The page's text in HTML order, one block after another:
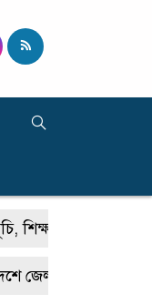
স্বাভাবিক পরিবেশ
উপজেলায়